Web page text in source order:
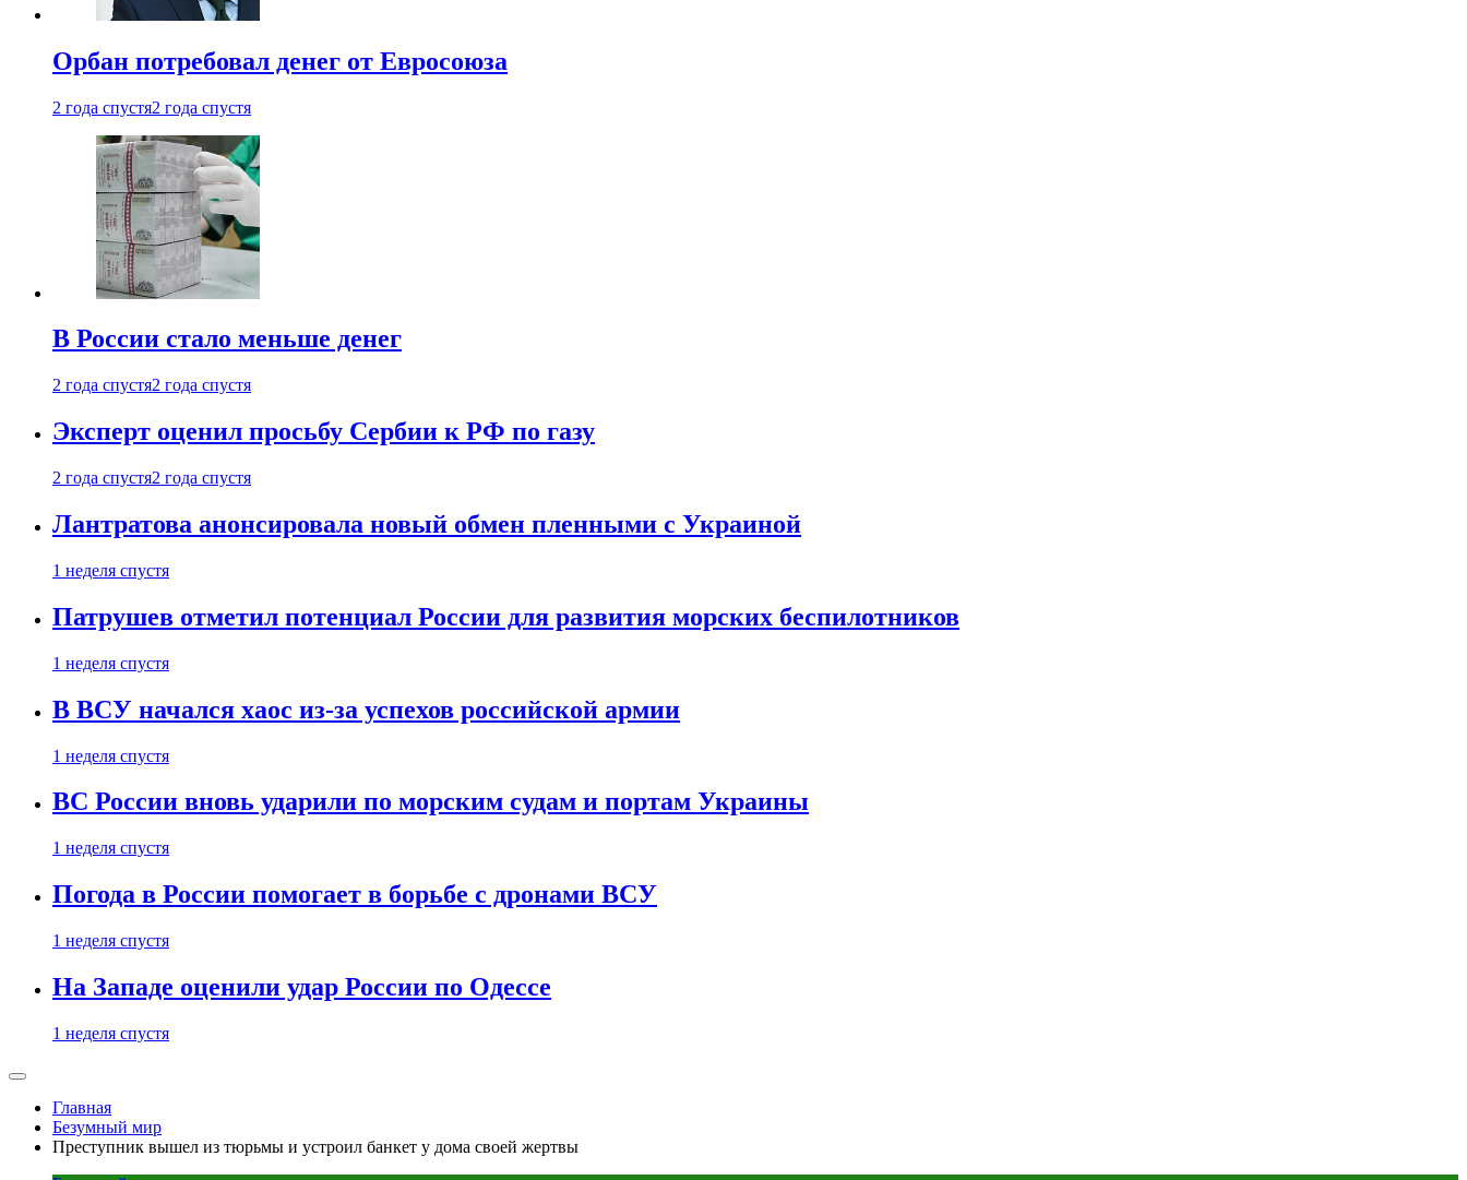
Орбан потребовал денег от Евросоюза
2 года спустя2 года спустя
В России стало меньше денег
2 года спустя2 года спустя
Эксперт оценил просьбу Сербии к РФ по газу
2 года спустя2 года спустя
Лантратова анонсировала новый обмен пленными с Украиной
1 неделя спустя
Патрушев отметил потенциал России для развития морских беспилотников
1 неделя спустя
В ВСУ начался хаос из-за успехов российской армии
1 неделя спустя
ВС России вновь ударили по морским судам и портам Украины
1 неделя спустя
Погода в России помогает в борьбе с дронами ВСУ
1 неделя спустя
На Западе оценили удар России по Одессе
1 неделя спустя
Главная
Безумный мир
Преступник вышел из тюрьмы и устроил банкет у дома своей жертвы